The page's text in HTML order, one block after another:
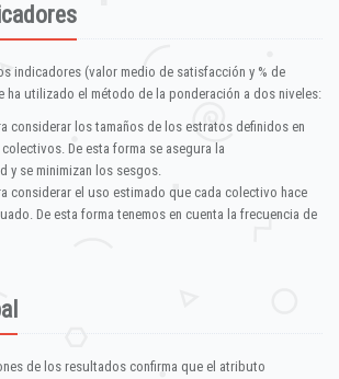
indicadores (valor medio de satisfacción y % de
ha utilizado el método de la ponderación a dos niveles:
considerar los tamaños de los estratos definidos en
De esta forma se asegura la
y se minimizan los sesgos.
considerar el uso estimado que cada colectivo hace
De esta forma tenemos en cuenta la frecuencia de
de los resultados confirma que el atributo